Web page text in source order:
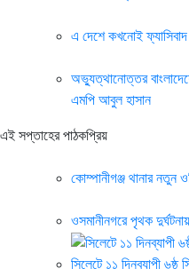
এ দেশে কখনোই
অভ্যুত্থানোত্তর
এমপি আবুল হাসান
এই সপ্তাহের পাঠকপ্রিয়
কোম্পানীগঞ্জ থানার
ওসমানীনগরে পৃথক
সিলেটে ১১ দিনব্যাপী